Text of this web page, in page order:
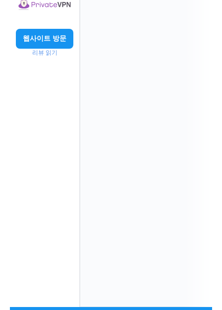
웹사이트 방문
리뷰 읽기